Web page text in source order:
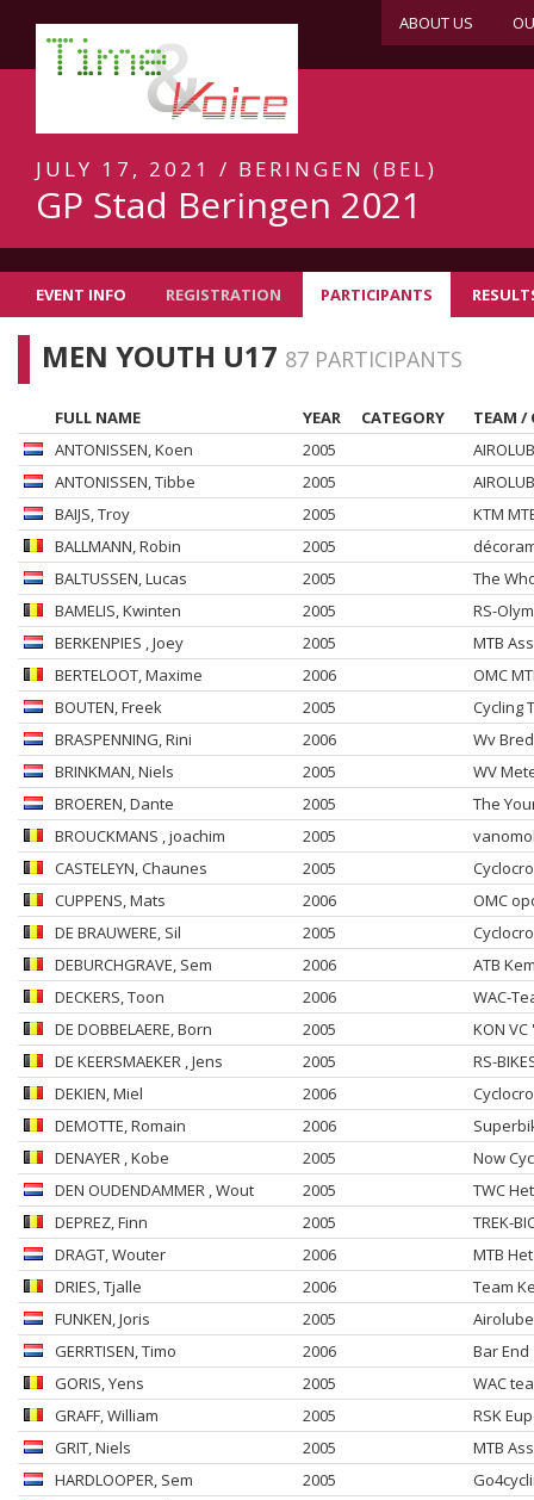
ABOUT US
JULY 17, 2021 / BERINGEN (BEL)
GP Stad Beringen 2021
EVENT INFO REGISTRATION PARTICIPANTS
MEN YOUTH U17 87 PARTICIPANTS
FULL NAME YEAR CATEGORY
TEAM /
ANTONISSEN, Koen 2005
ANTONISSEN, Tibbe 2005
BAIJS, Troy 2005
KTM
BALLMANN, Robin 2005
BALTUSSEN, Lucas 2005
The
BAMELIS, Kwinten 2005
RS-
BERKENPIES , Joey 2005
MTB
BERTELOOT, Maxime 2006
OMC
BOUTEN, Freek 2005
Cycling
BRASPENNING, Rini 2006
Wv
BRINKMAN, Niels 2005
WV
BROEREN, Dante 2005
The
BROUCKMANS , joachim 2005
CASTELEYN, Chaunes 2005
CUPPENS, Mats 2006
OMC
DE BRAUWERE, Sil 2005
DEBURCHGRAVE, Sem 2006
ATB
DECKERS, Toon 2006
WAC-
DE DOBBELAERE, Born 2005
KON VC
DE KEERSMAEKER , Jens 2005
RS-
DEKIEN, Miel 2006
DEMOTTE, Romain 2006
DENAYER , Kobe 2005
Now
DEN OUDENDAMMER , Wout 2005
TWC
DEPREZ, Finn 2005
TREK-
DRAGT, Wouter 2006
MTB
DRIES, Tjalle 2006
Team
FUNKEN, Joris 2005
GERRTISEN, Timo 2006
Bar End
GORIS, Yens 2005
WAC
GRAFF, William 2005
RSK
GRIT, Niels 2005
MTB
HARDLOOPER, Sem 2005